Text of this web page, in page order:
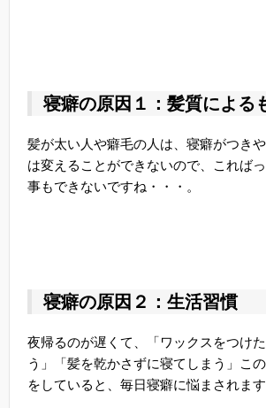
寝癖の原因１：髪質による
髪が太い人や癖毛の人は、寝癖がつき
は変えることができないので、これば
事もできないですね・・・。
寝癖の原因２：生活習慣
夜帰るのが遅くて、「ワックスをつけ
う」「髪を乾かさずに寝てしまう」こ
をしていると、毎日寝癖に悩まされます